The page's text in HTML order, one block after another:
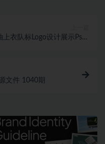
衣队标Logo设计展示Ps智
30款抽象酸性设计作品集PPT模板源文件 1040期